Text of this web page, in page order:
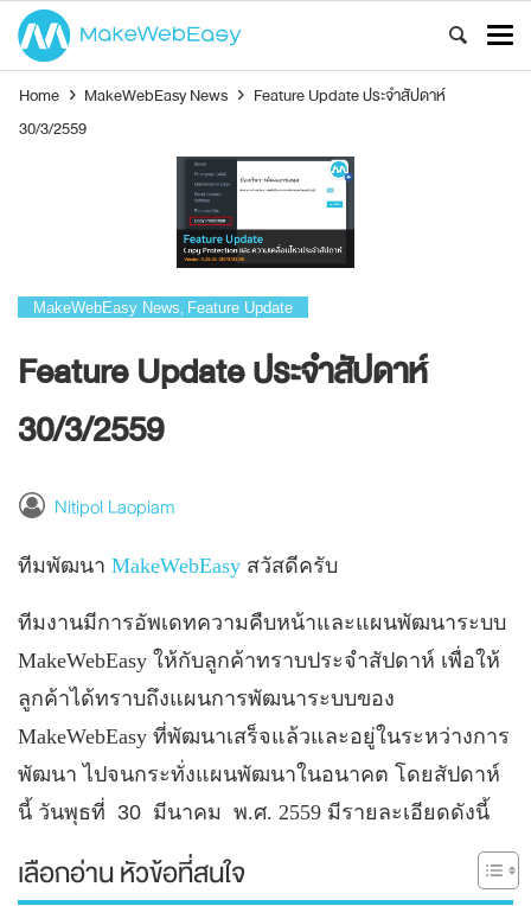
Home › MakeWebEasy News › Feature Update ประจำสัปดาห์
30/3/2559
MakeWebEasy News Feature Update
Feature Update ประจำสัปดาห์
30/3/2559
Nitipol Laopiam
ทีมพัฒนา MakeWebEasy สวัสดีครับ
ทีมงานมีการอัพเดทความคืบหน้าและแผนพัฒนาระบบ
MakeWebEasy ให้กับลูกค้าทราบประจำสัปดาห์ เพื่อให้
ลูกค้าได้ทราบถึงแผนการพัฒนาระบบของ
MakeWebEasy ที่พัฒนาเสร็จแล้วและอยู่ในระหว่างการ
พัฒนา ไปจนกระทั่งแผนพัฒนาในอนาคต โดยสัปดาห์
นี้ วันพุธที่ 30 มีนาคม พ.ศ. 2559 มีรายละเอียดดังนี้
เลือกอ่าน หัวข้อที่สนใจ